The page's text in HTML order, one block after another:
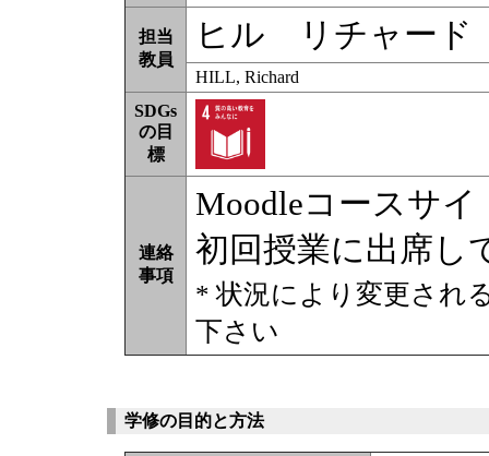
担当
教員
ヒル リチャード
HILL, Richard
SDGs
の目
標
連絡
事項
Moodleコースサ
初回授業に出席し
* 状況により変更され
下さい
学修の目的と方法